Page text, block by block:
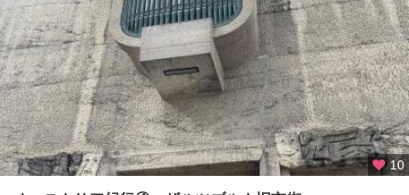
シ
ュ
タ
イ
ン
ハ
イ
リ
ゲ
10